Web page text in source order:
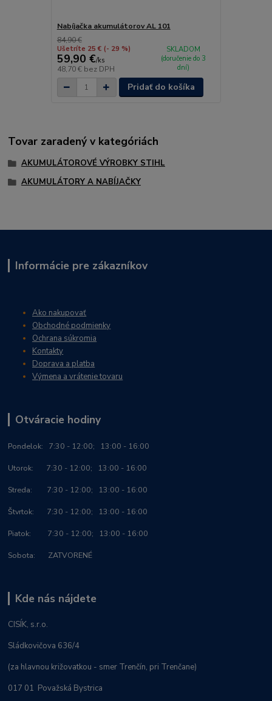
Nabíjačka akumulátorov AL 101
84,90 €
Ušetríte 25 € (- 29 %)
59,90 €/ks
48,70 € bez DPH
SKLADOM
(doručenie do 3
dní)
Pridať do košíka
Tovar zaradený v kategóriách
AKUMULÁTOROVÉ VÝROBKY STIHL
AKUMULÁTORY A NABÍJAČKY
Informácie pre zákazníkov
Ako nakupovať
Obchodné podmienky
Ochrana súkromia
Kontakty
Doprava a platba
Výmena a vrátenie tovaru
Otváracie hodiny
Pondelok: 7:30 - 12:00; 13:00 - 16:00
Utorok: 7:30 - 12:00; 13:00 - 16:00
Streda: 7:30 - 12:00; 13:00 - 16:00
Štvrtok: 7:30 - 12:00; 13:00 - 16:00
Piatok: 7:30 - 12:00; 13:00 - 16:00
Sobota: ZATVORENÉ
Kde nás nájdete
CISÍK, s.r.o.
Sládkovičova 636/4
(za hlavnou križovatkou - smer Trenčín, pri Trenčane)
017 01 Považská Bystrica